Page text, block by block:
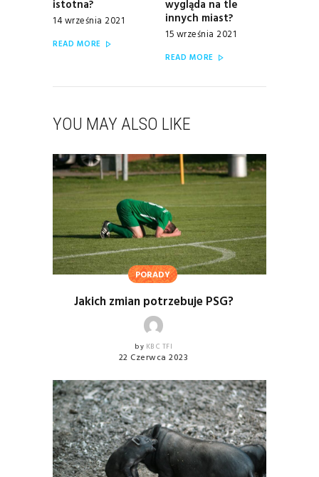
istotna?
14 września 2021
READ MORE
wygląda na tle
innych miast?
15 września 2021
READ MORE
YOU MAY ALSO LIKE
PORADY
Jakich zmian potrzebuje PSG?
by KBC TFI
22 Czerwca 2023